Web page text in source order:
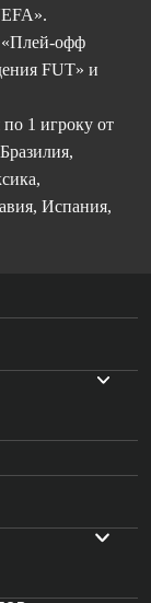
«Плей-офф
FUT» и
1 игроку от
Испания,